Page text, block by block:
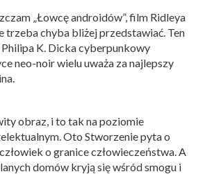
„Łowcę androidów”, film Ridleya
trzeba chyba bliżej przedstawiać. Ten
K. Dicka cyberpunkowy
neo-noir wielu uważa za najlepszy
obraz, i to tak na poziomie
Oto Stworzenie pyta o
o granice człowieczeństwa. A
domów kryją się wśród smogu i